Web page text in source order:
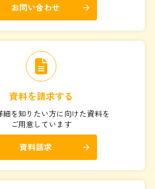
お問い合わせ arrow_forward
資料を請求する
細を知りたい方に向けた資料を
ご用意しています
資料請求 arrow_forward